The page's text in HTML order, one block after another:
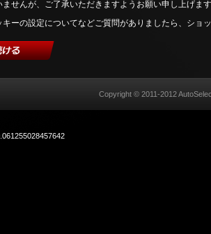
ませんが、ご了承いただきますようお願い申し上げます
キーの設定についてなどご質問がありましたら、ショ
Copyright © 2011-2012